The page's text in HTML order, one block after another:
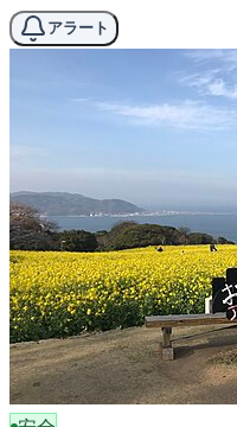
アラート